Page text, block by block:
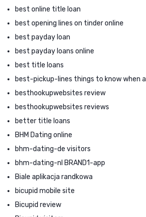
best online title loan
best opening lines on tinder online
best payday loan
best payday loans online
best title loans
best-pickup-lines things to know when a
besthookupwebsites review
besthookupwebsites reviews
better title loans
BHM Dating online
bhm-dating-de visitors
bhm-dating-nl BRAND1-app
Biale aplikacja randkowa
bicupid mobile site
Bicupid review